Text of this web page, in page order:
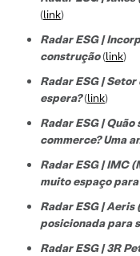
(link)
Radar ESG |
construção(link)
Radar ESG | Setor
espera?(link)
Radar ESG |
commerce? Uma
Radar ESG | IMC
muito espaço
Radar ESG | Aeris
posicionada para
Radar ESG | 3R